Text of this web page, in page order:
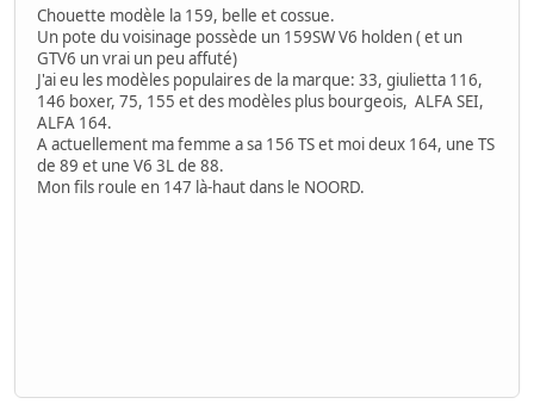
Chouette modèle la 159, belle et cossue.
Un pote du voisinage possède un 159SW V6 holden ( et un
GTV6 un vrai un peu affuté)
J'ai eu les modèles populaires de la marque: 33, giulietta 116,
146 boxer, 75, 155 et des modèles plus bourgeois, ALFA SEI,
ALFA 164.
A actuellement ma femme a sa 156 TS et moi deux 164, une TS
de 89 et une V6 3L de 88.
Mon fils roule en 147 là-haut dans le NOORD.